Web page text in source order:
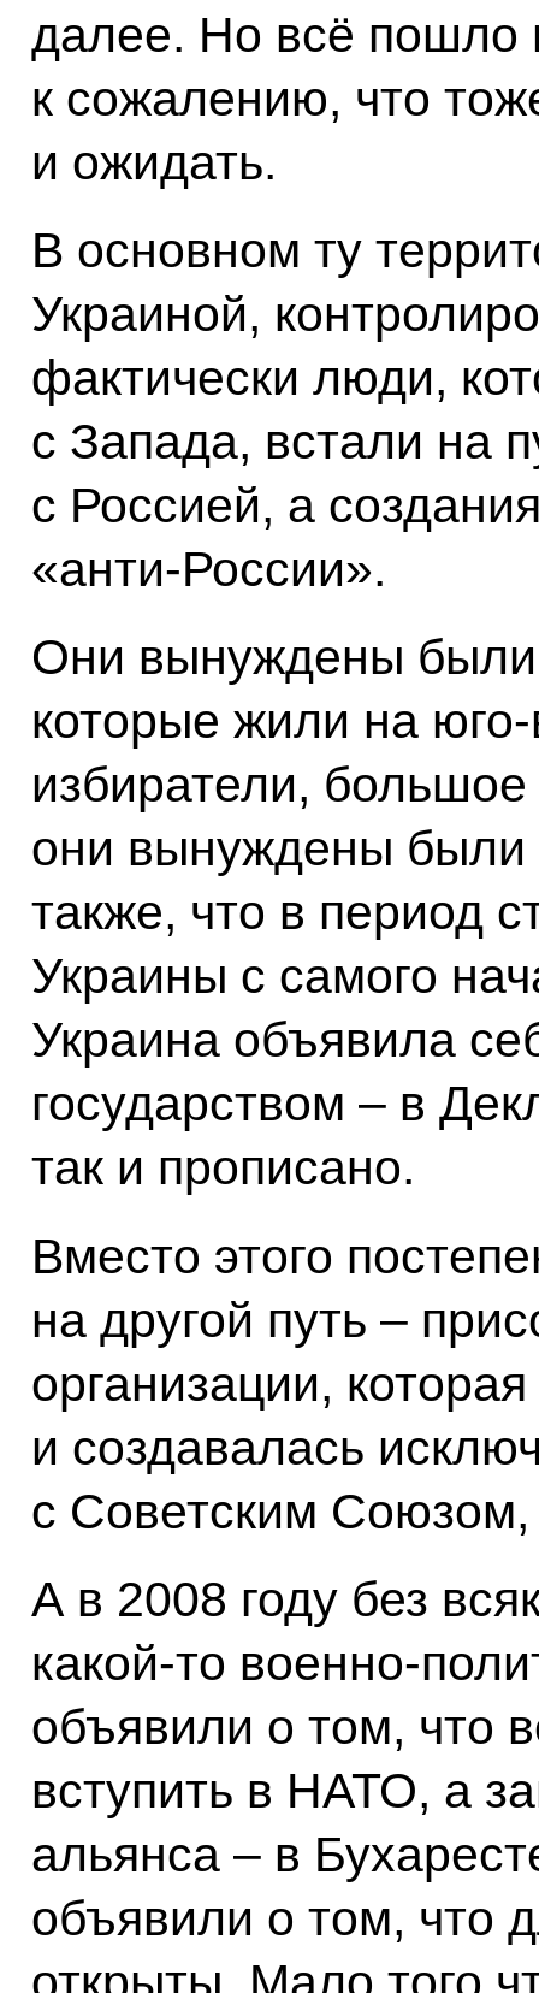
далее. Но всё пошло
к сожалению, что
и ожидать.
В основном ту
Украиной,
фактически люди,
с Запада, встали на
с Россией, а
«анти-России».
Они вынуждены были
которые жили на
избиратели, большое
они вынуждены были
также, что в период
Украины с самого
Украина объявила
государством – в
так и прописано.
Вместо этого
на другой путь –
организации,
и создавалась
с Советским Союзом,
А в 2008 году без
какой-то военно-
объявили о том, что
вступить в НАТО, а
альянса – в
объявили о том, что